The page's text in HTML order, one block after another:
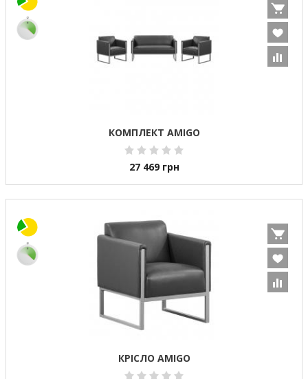
КОМПЛЕКТ AMIGO
27 469 грн
КРІСЛО AMIGO